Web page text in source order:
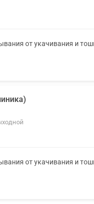
от укачивания и
от укачивания и